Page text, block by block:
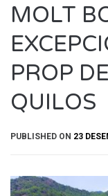
MOLT
PROP
QUILOS
PUBLISHED ON 23